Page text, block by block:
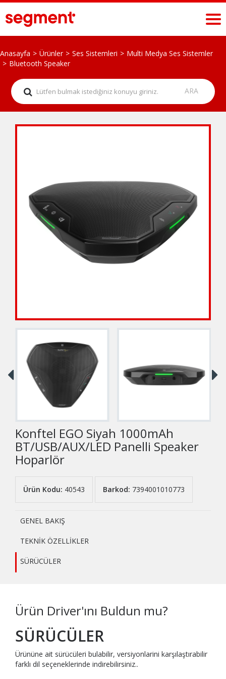
Anasayfa Ürünler Ses Sistemleri
Multi Medya Ses Sistemler
Bluetooth Speaker
Konftel EGO Siyah 1000mAh
BT/USB/AUX/LED Panelli Speaker
Hoparlör
Ürün Kodu: 40543 Barkod: 7394001010773
GENEL BAKIŞ
TEKNİK ÖZELLİKLER
SÜRÜCÜLER
Ürün Driver'ını Buldun mu?
SÜRÜCÜLER
Ürününe ait sürücüleri bulabilir, versiyonlarini karşılaştırabilir
farklı dil seçeneklerinde indirebilirsiniz..